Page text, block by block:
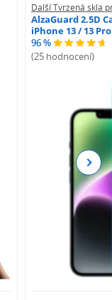
Další Tvrzená skla
AlzaGuard 2.5D
iPhone 13 / 13 Pro
96 %
(25 hodnocení)
Next